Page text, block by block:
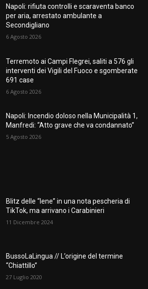
Napoli: rifiuta controlli e scaraventa banco
per aria, arrestato ambulante a
Secondigliano
6 Agosto 2026
Terremoto ai Campi Flegrei, saliti a 576 gli
interventi dei Vigili del Fuoco e sgomberate
691 case
6 Agosto 2026
Napoli: Incendio doloso nella Municipalità 1,
Manfredi: “Atto grave che va condannato”
5 Agosto 2026
Blitz delle “Iene” in una nota pescheria di
TikTok, ma arrivano i Carabinieri
11 Dicembre 2024
BussoLaLingua // L’origine del termine
“Chiattillo”
27 Luglio 2020